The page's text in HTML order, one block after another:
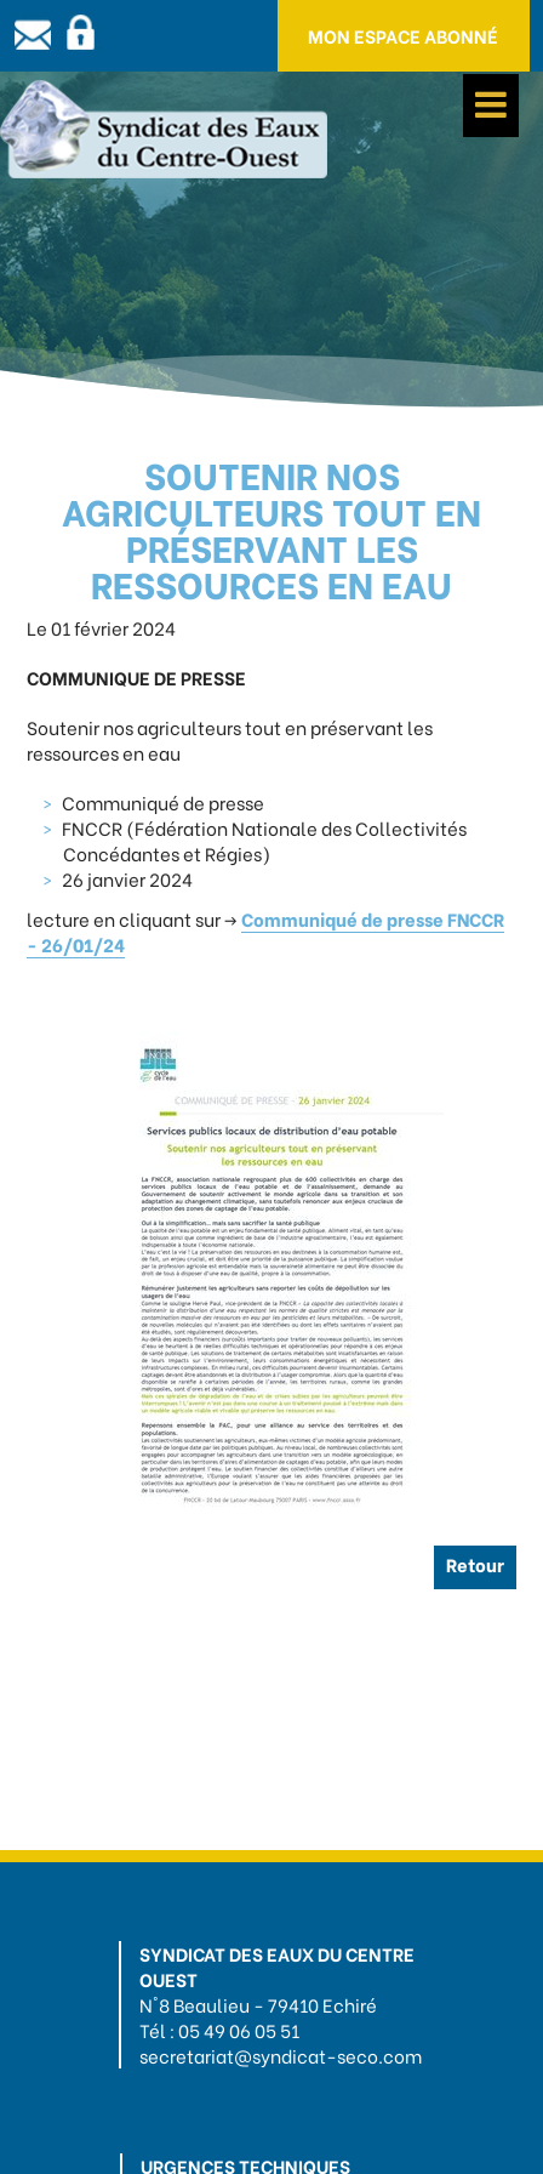
Panneau de gestion des cookies
MON ESPACE ABONNÉ
SOUTENIR NOS
AGRICULTEURS TOUT EN
PRÉSERVANT LES
RESSOURCES EN EAU
Le 01 février 2024
COMMUNIQUE DE PRESSE
Soutenir nos agriculteurs tout en préservant les
ressources en eau
Communiqué de presse
FNCCR (Fédération Nationale des Collectivités
Concédantes et Régies)
26 janvier 2024
lecture en cliquant sur ->Communiqué de presse FNCCR
- 26/01/24
Retour
SYNDICAT DES EAUX DU CENTRE
OUEST
N°8 Beaulieu - 79410 Echiré
Tél : 05 49 06 05 51
secretariat@syndicat-seco.com
URGENCES TECHNIQUES